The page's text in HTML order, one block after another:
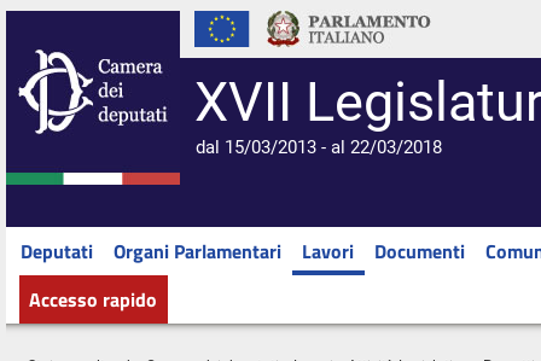
XVII
dal 15/03/2013 - al 22/03/2018
Deputati Organi Parlamentari Lavori Documenti
Accesso rapido